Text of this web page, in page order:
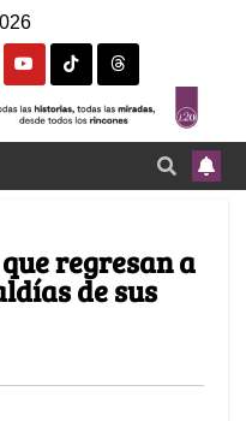
regresan a
de sus